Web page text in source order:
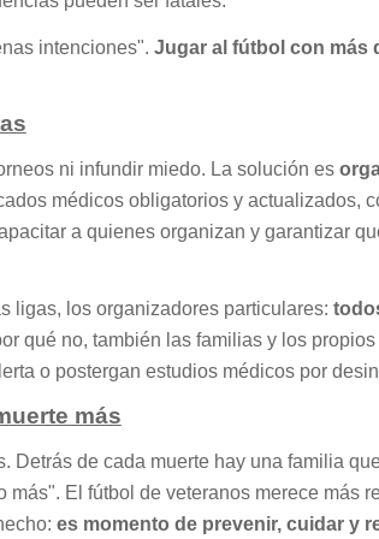
intenciones". Jugar al fútbol con más
ni infundir miedo. La solución es
médicos obligatorios y actualizados,
a quienes organizan y garantizar
ligas, los organizadores particulares:
qué no, también las familias y los
o postergan estudios médicos por
más
Detrás de cada muerte hay una familia
más". El fútbol de veteranos merece más
es momento de prevenir, cuidar y